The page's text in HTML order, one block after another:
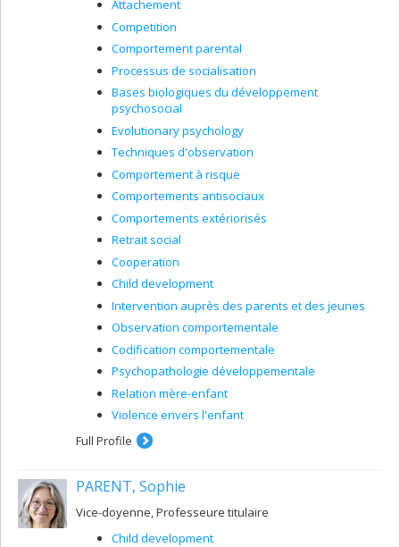
Attachement
Competition
Comportement parental
Processus de socialisation
Bases biologiques du développement
psychosocial
Evolutionary psychology
Techniques d'observation
Comportement à risque
Comportements antisociaux
Comportements extériorisés
Retrait social
Cooperation
Child development
Intervention auprès des parents et des jeunes
Observation comportementale
Codification comportementale
Psychopathologie développementale
Relation mère-enfant
Violence envers l'enfant
Full Profile
PARENT, Sophie
Vice-doyenne, Professeure titulaire
Child development